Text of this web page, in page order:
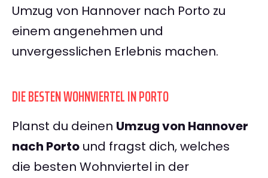
Umzug von Hannover nach Porto zu
einem angenehmen und
unvergesslichen Erlebnis machen.
DIE BESTEN WOHNVIERTEL IN PORTO
Planst du deinen Umzug von Hannover
nach Porto und fragst dich, welches
die besten Wohnviertel in der